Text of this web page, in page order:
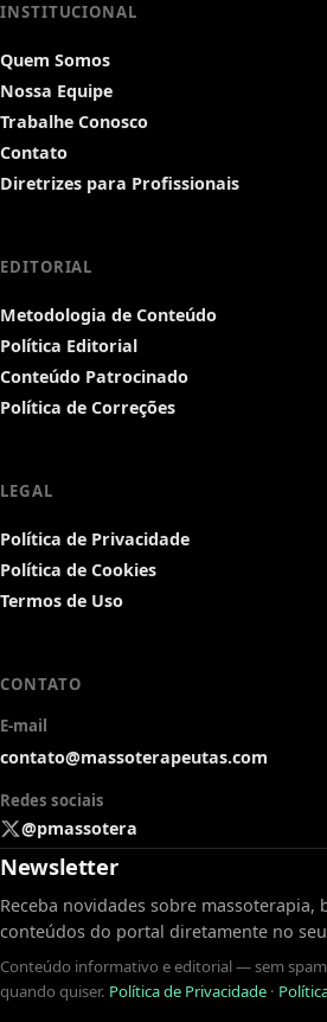
INSTITUCIONAL
Quem Somos
Nossa Equipe
Trabalhe Conosco
Contato
Diretrizes para Profissionais
EDITORIAL
Metodologia de Conteúdo
Política Editorial
Conteúdo Patrocinado
Política de Correções
LEGAL
Política de Privacidade
Política de Cookies
Termos de Uso
CONTATO
E-mail
contato@massoterapeutas.com
Redes sociais
@pmassotera
Newsletter
Receba novidades sobre massoterapia,
conteúdos do portal diretamente no
Conteúdo informativo e editorial — sem
quando quiser. Política de Privacidade ·